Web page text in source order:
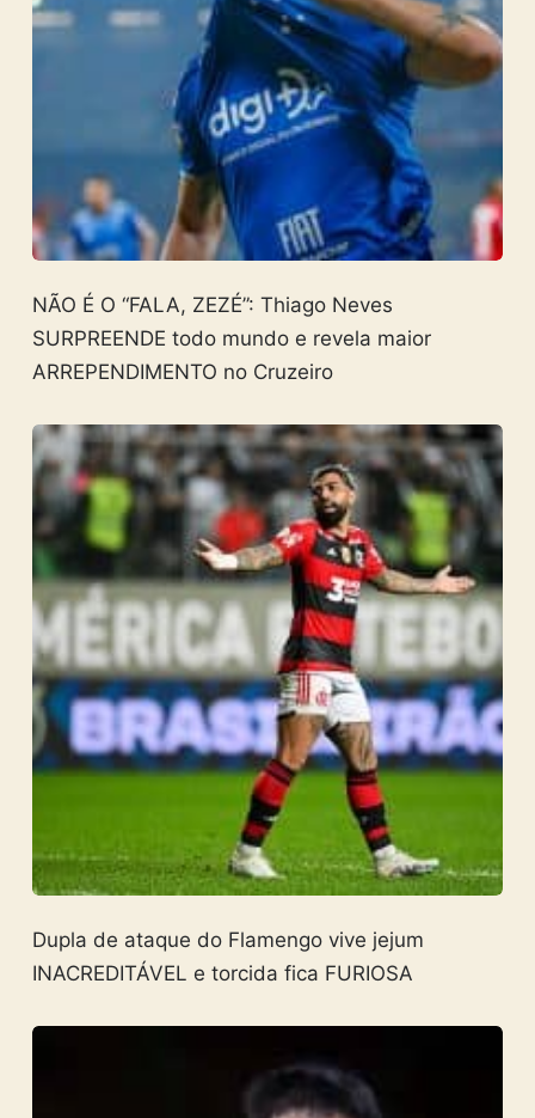
NÃO É O “FALA, ZEZÉ”: Thiago Neves
SURPREENDE todo mundo e revela maior
ARREPENDIMENTO no Cruzeiro
Dupla de ataque do Flamengo vive jejum
INACREDITÁVEL e torcida fica FURIOSA